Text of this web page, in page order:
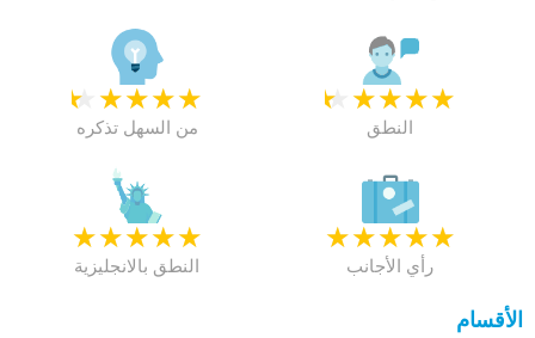
★
★
★
★
★
من السهل تذكره
★
★
★
★
★
النطق
★
★
★
★
★
النطق بالانجليزية
★
★
★
★
★
رأي الأجانب
الأقسام